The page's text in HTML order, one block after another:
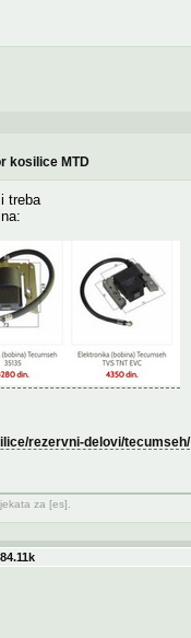
kosilice MTD
treba
rezervni-delovi/tecumseh/
za [es].